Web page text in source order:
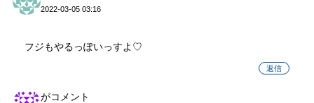
2022-03-05 03:16
フジもやるっぽいっすよ♡
返信
がコメント